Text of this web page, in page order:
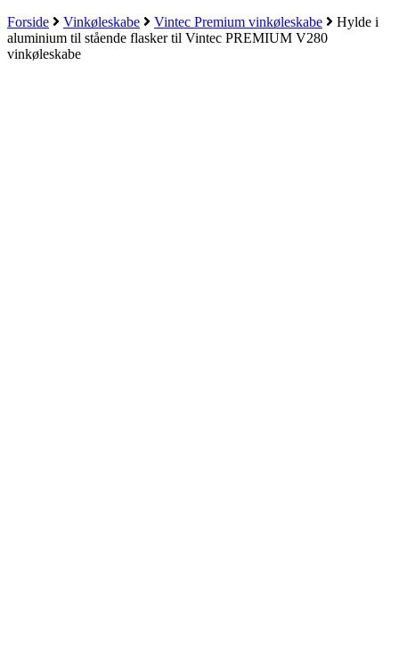
Forside
Vinkøleskabe Vintec Premium vinkøleskabe
Hylde i
aluminium til stående flasker til Vintec PREMIUM V280
vinkøleskabe